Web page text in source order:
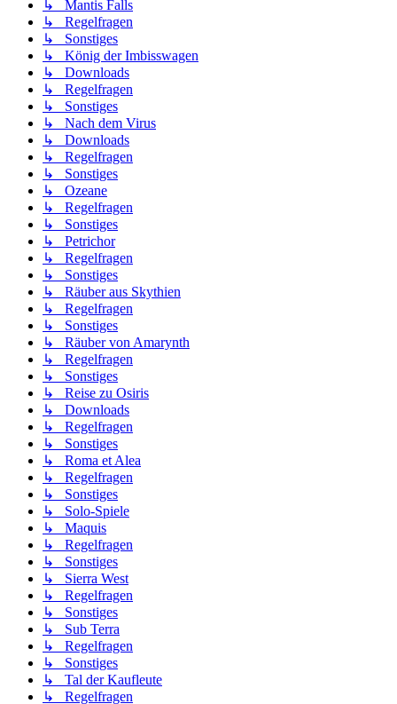
↳ Mantis Falls
↳ Regelfragen
↳ Sonstiges
↳ König der Imbisswagen
↳ Downloads
↳ Regelfragen
↳ Sonstiges
↳ Nach dem Virus
↳ Downloads
↳ Regelfragen
↳ Sonstiges
↳ Ozeane
↳ Regelfragen
↳ Sonstiges
↳ Petrichor
↳ Regelfragen
↳ Sonstiges
↳ Räuber aus Skythien
↳ Regelfragen
↳ Sonstiges
↳ Räuber von Amarynth
↳ Regelfragen
↳ Sonstiges
↳ Reise zu Osiris
↳ Downloads
↳ Regelfragen
↳ Sonstiges
↳ Roma et Alea
↳ Regelfragen
↳ Sonstiges
↳ Solo-Spiele
↳ Maquis
↳ Regelfragen
↳ Sonstiges
↳ Sierra West
↳ Regelfragen
↳ Sonstiges
↳ Sub Terra
↳ Regelfragen
↳ Sonstiges
↳ Tal der Kaufleute
↳ Regelfragen